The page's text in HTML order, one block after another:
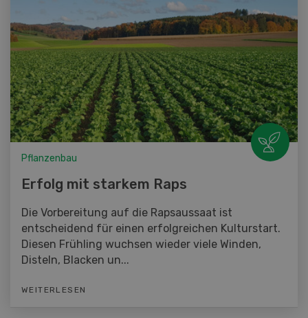
Pflanzenbau
Erfolg mit starkem Raps
Die Vorbereitung auf die Rapsaussaat ist
entscheidend für einen erfolgreichen Kulturstart.
Diesen Frühling wuchsen wieder viele Winden,
Disteln, Blacken un...
WEITERLESEN